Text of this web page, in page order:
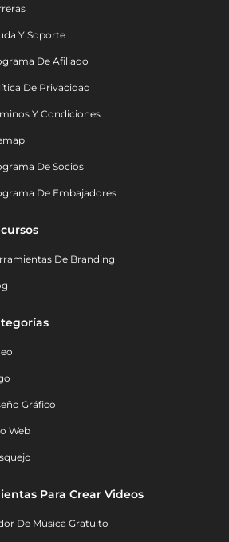
Y Soporte
De Afiliado
De Privacidad
Y Condiciones
De Socios
De Embajadores
De Branding
Gráfico
Web
Para Crear Videos
De Música Gratuito